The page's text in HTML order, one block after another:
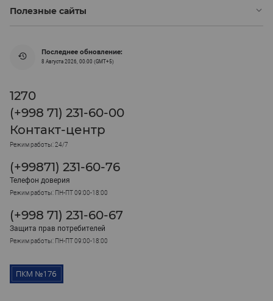
Полезные сайты
Последнее обновление:
8 Августа 2026, 00:00 (GMT+5)
1270
(+998 71) 231-60-00
Контакт-центр
Режим работы: 24/7
(+99871) 231-60-76
Телефон доверия
Режим работы: ПН-ПТ 09:00-18:00
(+998 71) 231-60-67
Защита прав потребителей
Режим работы: ПН-ПТ 09:00-18:00